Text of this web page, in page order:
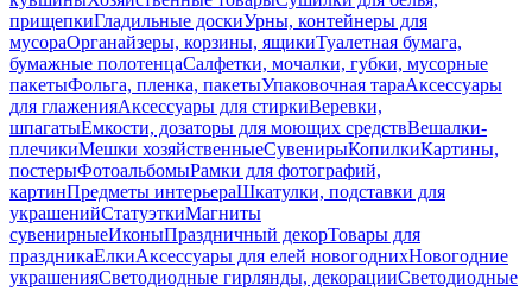
прищепкиГладильные доскиУрны, контейнеры для
мусораОрганайзеры, корзины, ящикиТуалетная бумага,
бумажные полотенцаСалфетки, мочалки, губки, мусорные
пакетыФольга, пленка, пакетыУпаковочная тараАксессуары
для глаженияАксессуары для стиркиВеревки,
шпагатыЕмкости, дозаторы для моющих средствВешалки-
плечикиМешки хозяйственныеСувенирыКопилкиКартины,
постерыФотоальбомыРамки для фотографий,
картинПредметы интерьераШкатулки, подставки для
украшенийСтатуэткиМагниты
сувенирныеИконыПраздничный декорТовары для
праздникаЕлкиАксессуары для елей новогоднихНовогодние
украшенияСветодиодные гирлянды, декорацииСветодиодные